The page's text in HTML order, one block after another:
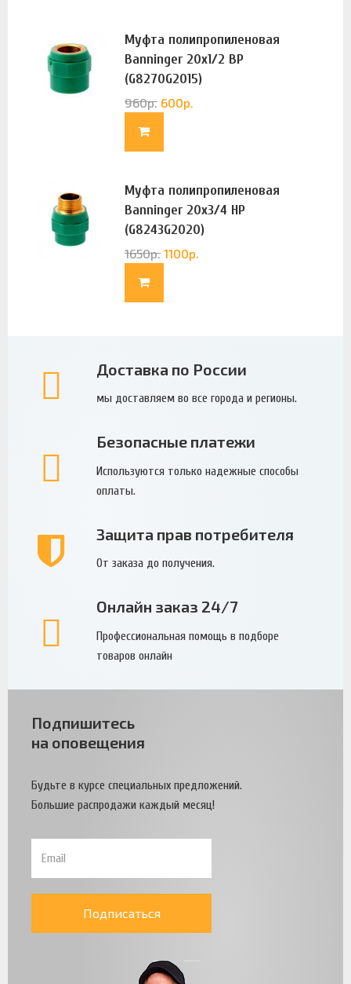
Муфта полипропиленовая
Banninger 20х1/2 ВР
(G8270G2015)
960р. 600р.
Муфта полипропиленовая
Banninger 20х3/4 НР
(G8243G2020)
1650р. 1100р.
Доставка по России
мы доставляем во все города и регионы.
Безопасные платежи
Используются только надежные способы
оплаты.
Защита прав потребителя
От заказа до получения.
Онлайн заказ 24/7
Профессиональная помощь в подборе
товаров онлайн
Подпишитесь
на оповещения
Будьте в курсе специальных предложений.
Большие распродажи каждый месяц!
Подписаться